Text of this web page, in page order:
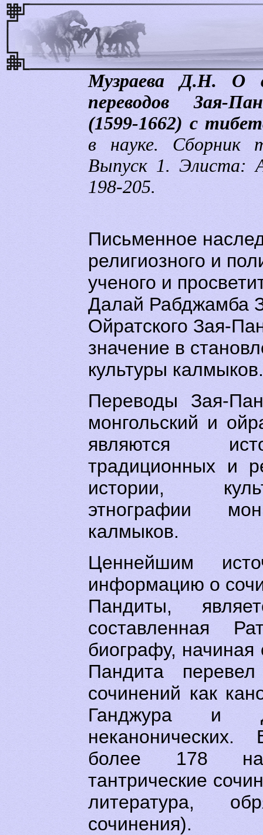
Музраева Д.Н. О
переводов Зая-
(1599-1662) с
в науке. Сборник
Выпуск 1. Элиста:
198-205.
Письменное
религиозного и
ученого и
Далай Рабджамба
Ойратского Зая-
значение в
культуры калмыков.
Переводы Зая-
монгольский и
являются
традиционных и
истории,
этнографии
калмыков.
Ценнейшим
информацию о
Пандиты,
составленная
биографу, начиная
Пандита
сочинений как
Ганджура и
более 178
тантрические
литература,
сочинения).